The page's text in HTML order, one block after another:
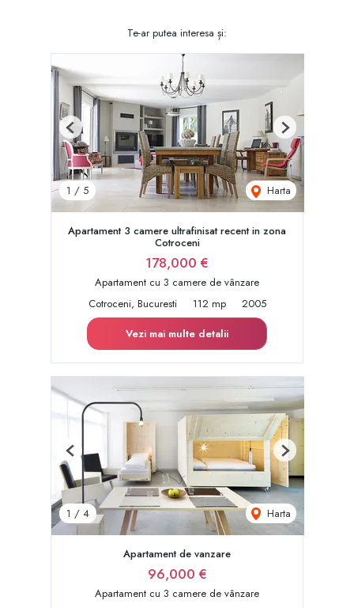
Te-ar putea interesa și:
1 / 5 Harta
Previous Next
Apartament 3 camere ultrafinisat recent in zona
Cotroceni
178,000 €
Apartament cu 3 camere de vânzare
Cotroceni, Bucuresti
112 mp
2005
Vezi mai multe detalii
1 / 4 Harta
Previous Next
Apartament de vanzare
96,000 €
Apartament cu 3 camere de vânzare